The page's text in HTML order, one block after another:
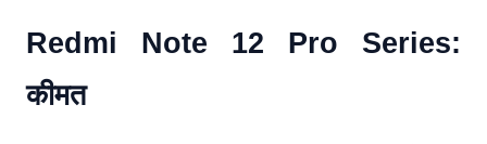
Redmi Note 12 Pro Series:
कीमत